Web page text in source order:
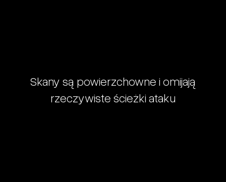
Skany są powierzchowne i omijają
rzeczywiste ścieżki ataku